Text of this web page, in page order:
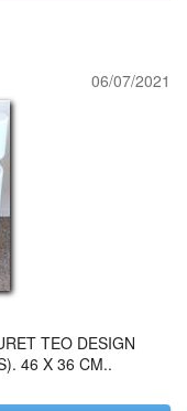
06/07/2021
TEO DESIGN
46 X 36 CM..